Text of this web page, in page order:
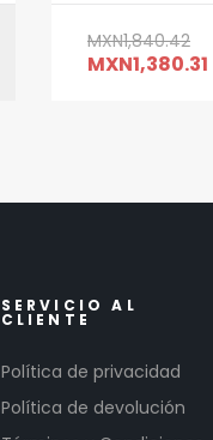
MXN1,840.42
MXN1,380.31
SERVICIO AL
CLIENTE
Política de privacidad
Política de devolución